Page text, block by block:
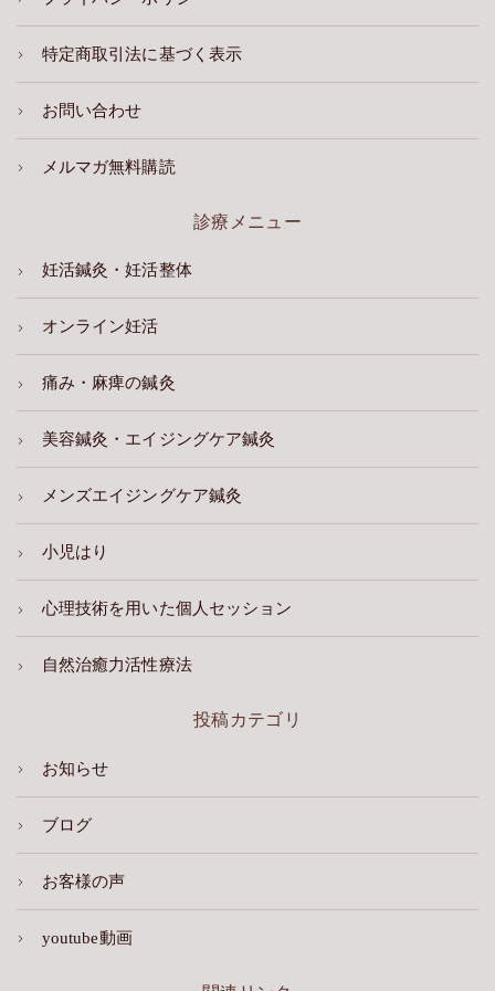
特定商取引法に基づく表示
お問い合わせ
メルマガ無料購読
診療メニュー
妊活鍼灸・妊活整体
オンライン妊活
痛み・麻痺の鍼灸
美容鍼灸・エイジングケア鍼灸
メンズエイジングケア鍼灸
小児はり
心理技術を用いた個人セッション
自然治癒力活性療法
投稿カテゴリ
お知らせ
ブログ
お客様の声
youtube動画